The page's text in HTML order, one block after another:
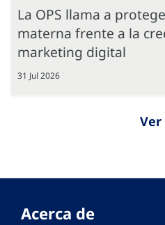
La OPS llama a
materna frente a la
marketing digital
31 Jul 2026
Ver
Acerca de